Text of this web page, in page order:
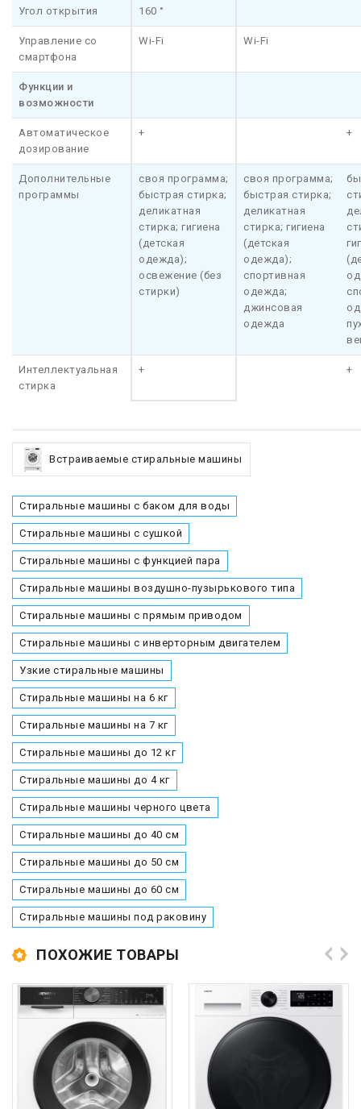
Угол открытия 160 °
Управление со
смартфона
Wi-Fi Wi-Fi
Функции и
возможности
Автоматическое
дозирование
+ +
Дополнительные
программы
своя программа;
быстрая стирка;
деликатная
стирка; гигиена
(детская
одежда);
освежение (без
стирки)
своя программа;
быстрая стирка;
деликатная
стирка; гигиена
(детская
одежда);
спортивная
одежда;
джинсовая
одежда
Интеллектуальная
стирка
+ +
Встраиваемые стиральные машины
Стиральные машины с баком для воды
Стиральные машины с сушкой
Стиральные машины с функцией пара
Стиральные машины воздушно-пузырькового типа
Стиральные машины с прямым приводом
Стиральные машины с инверторным двигателем
Узкие стиральные машины
Стиральные машины на 6 кг
Стиральные машины на 7 кг
Стиральные машины до 12 кг
Стиральные машины до 4 кг
Стиральные машины черного цвета
Стиральные машины до 40 см
Стиральные машины до 50 см
Стиральные машины до 60 см
Стиральные машины под раковину
ПОХОЖИЕ ТОВАРЫ